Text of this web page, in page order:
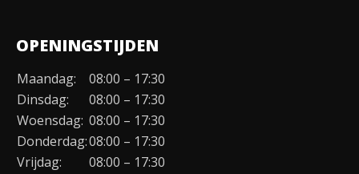
Organisatie
Duurzaamheid
Werken bij
Contact
OPENINGSTIJDEN
Maandag:
08:00 – 17:30
Dinsdag:
08:00 – 17:30
Woensdag: 08:00 – 17:30
Donderdag:08:00 – 17:30
Vrijdag:
08:00 – 17:30